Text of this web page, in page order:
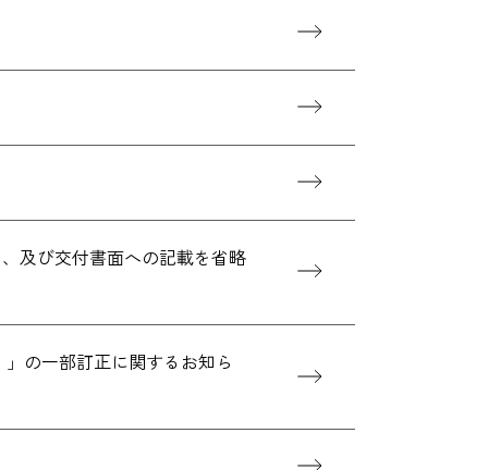
及び交付書面への記載を省略
の一部訂正に関するお知ら